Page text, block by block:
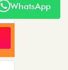
WhatsApp